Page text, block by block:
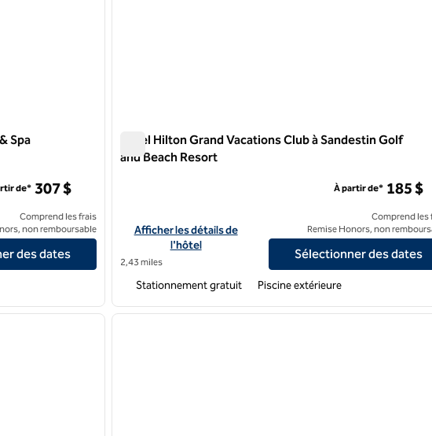
Spa
Golf Resort & Spa
de* 307 $
Comprend les frais
non remboursable
des dates
Hôtel Hilton Grand Vacations Club à Sandestin Golf
and Beach Resort
Afficher les détails de l'hôtel Hilton Grand Vacations Club à
Afficher les détails de
l'hôtel
2,43 miles
À partir de* 185 $
Comprend les
Remise Honors, non
Sélectionner des dates
Stationnement gratuit Piscine extérieure
image suivante
1 sur 12